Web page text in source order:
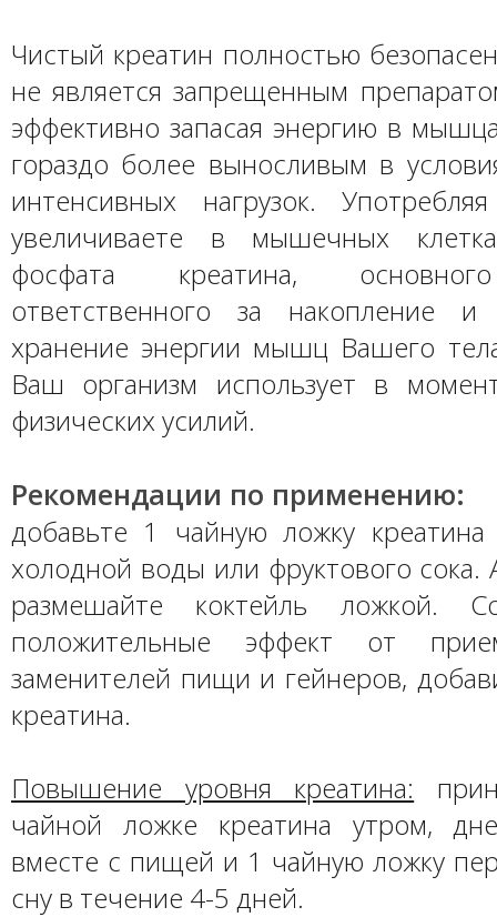
Чистый креатин полностью
не является запрещенным
эффективно запасая энергию в
гораздо более выносливым в
интенсивных нагрузок.
увеличиваете в мышечных
фосфата креатина,
ответственного за накопление и
хранение энергии мышц Вашего
Ваш организм использует в
физических усилий.
Рекомендации по применению:
добавьте 1 чайную ложку
холодной воды или фруктового сока.
размешайте коктейль ложкой.
положительные эффект от
заменителей пищи и гейнеров,
креатина.
Повышение уровня креатина:
чайной ложке креатина утром,
вместе с пищей и 1 чайную ложку
сну в течение 4-5 дней.